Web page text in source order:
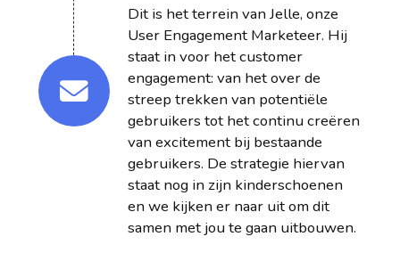
Dit is het terrein van Jelle, onze
User Engagement Marketeer. Hij
staat in voor het customer
engagement: van het over de
streep trekken van potentiële
gebruikers tot het continu creëren
van excitement bij bestaande
gebruikers. De strategie hiervan
staat nog in zijn kinderschoenen
en we kijken er naar uit om dit
samen met jou te gaan uitbouwen.